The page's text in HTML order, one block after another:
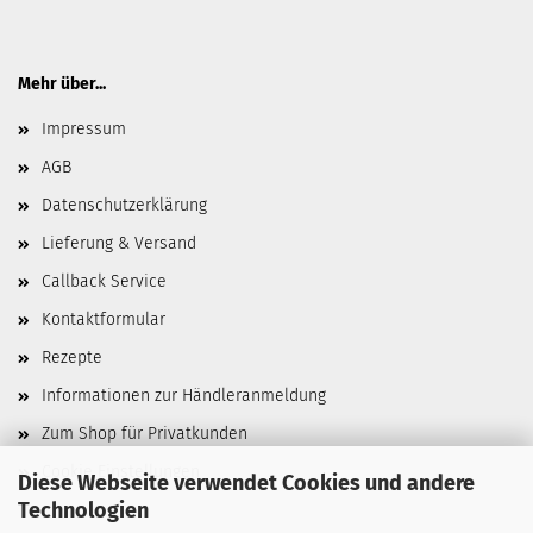
Diese Webseite verwendet Cookies und andere
Technologien
Mehr über...
Impressum
AGB
Datenschutzerklärung
Lieferung & Versand
Callback Service
Kontaktformular
Rezepte
Informationen zur Händleranmeldung
Zum Shop für Privatkunden
Cookie Einstellungen